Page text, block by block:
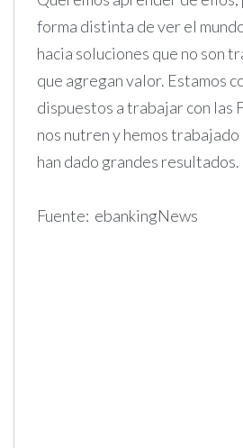
forma distinta de ver el
hacia soluciones que no son
que agregan valor. Estamos
dispuestos a trabajar con las
nos nutren y hemos trabajado
han dado grandes resultados.
Fuente: ebankingNews